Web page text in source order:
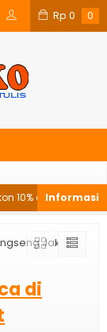
Rp 0 0
10% di setiap
Jakarta
di